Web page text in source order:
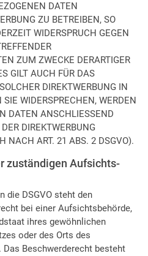
DATEN
ZU BETREIBEN, SO
WIDERSPRUCH GEGEN
ZUM ZWECKE DERARTIGER
GILT AUCH FÜR DAS
DIREKTWERBUNG IN
WIDERSPRECHEN, WERDEN
DATEN ANSCHLIESSEND
DIREKTWERBUNG
NACH ART. 21 ABS. 2 DSGVO).
zuständigen Aufsichts­
die DSGVO steht den
bei einer Aufsichtsbehörde,
ihres gewöhnlichen
oder des Orts des
Beschwerderecht besteht